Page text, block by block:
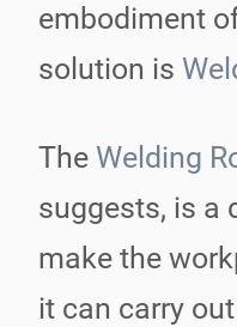
embodiment
solution is
The Welding
suggests, is a
make the
it can carry